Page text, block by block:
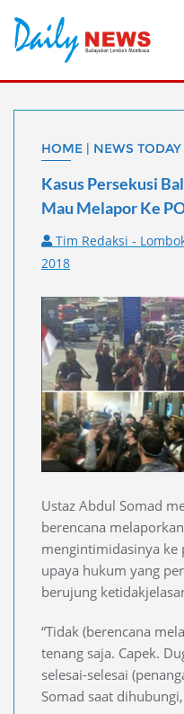
content
HOME | NEWS TODAY
Kasus Persekusi
Mau Melapor Ke
Tim Redaksi -
2018
Ustaz Abdul Somad
berencana
mengintimidasinya ke
upaya hukum yang
berujung
“Tidak (berencana
tenang saja. Capek.
selesai-selesai
Somad saat